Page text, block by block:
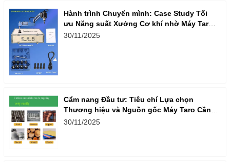
Hành trình Chuyển mình: Case Study Tối
ưu Năng suất Xưởng Cơ khí nhờ Máy Taro
Cần Điện
30/11/2025
Cẩm nang Đầu tư: Tiêu chí Lựa chọn
Thương hiệu và Nguồn gốc Máy Taro Cần
Điện Nhập khẩu
30/11/2025